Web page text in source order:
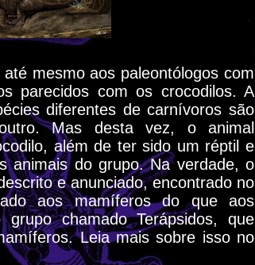
mesmo aos paleontólogos com
parecidos com os crocodilos. A
diferentes de carnívoros são
Mas desta vez, o animal
além de ter sido um réptil e
animais do grupo. Na verdade, o
e anunciado, encontrado no
aos mamíferos do que aos
chamado Terápsidos, que
Leia mais sobre isso no